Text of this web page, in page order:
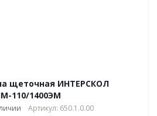
щеточная ИНТЕРСКОЛ
110/1400ЭМ
Артикул: 650.1.0.00